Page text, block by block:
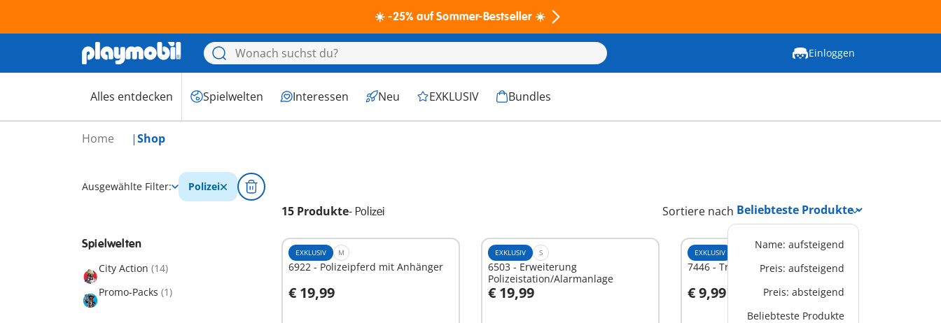
☀️ -25% auf Sommer-Bestseller ☀️
Einloggen
Alles entdecken Spielwelten Interessen Neu EXKLUSIV Bundles
Home Shop
Ausgewählte Filter: Polizei
15 Produkte- Polizei Sortiere nach
Name: aufsteigend
Preis: aufsteigend
Preis: absteigend
Beliebteste Produkte
Spielwelten
City Action (14)
Promo-Packs (1)
EXKLUSIV M
6922 - Polizeipferd mit Anhänger
€ 19,99
In den Warenkorb
EXKLUSIV S
6503 - Erweiterung
Polizeistation/Alarmanlage
€ 19,99
In den Warenkorb
EXKLUSIV
7446 - Tresor
€ 9,99
In den Warenkorb